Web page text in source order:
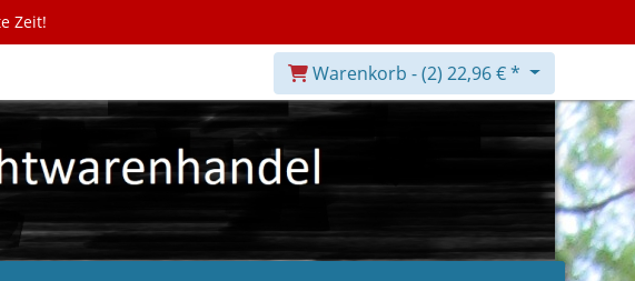
Zeit!
Warenkorb -(2) 22,96 € *